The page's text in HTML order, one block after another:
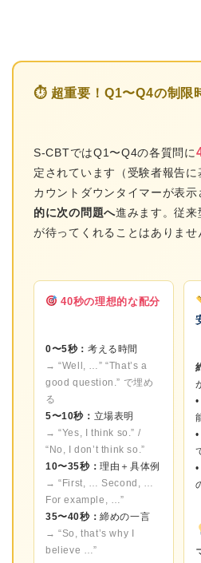
⏱ 超重要！Q1〜Q4の制限
S-CBTではQ1〜Q4の各質問に
定されています（受験者報告
カウントダウンタイマーが表示
的に次の問題へ進みます。従来
が待ってくれることはありませ
40秒の理想的な配分
0〜5秒： 考える時間
→ “Well, …” “That’s a
good question.” で埋め
る
5〜10秒： 立場表明
→ “Yes, I think so.” /
“No, I don’t think so.”
10〜35秒：理由＋具体例
→ “First, … Second, …
For example, …”
35〜40秒：締めの一言
→ “So, that’s why I
believe …”